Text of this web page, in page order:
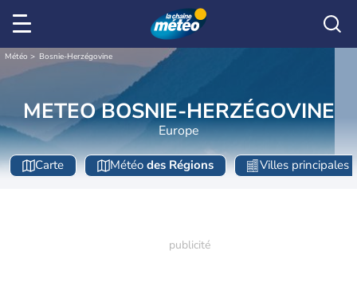
Météo Bosnie-Herzégovine
METEO BOSNIE-HERZÉGOVINE
Europe
Carte Météo des Régions Villes principales